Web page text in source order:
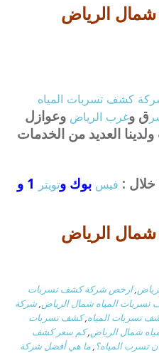
الرياض
كشف تسربات المياه
ق وغرب الرياض وعوازل
ولدينا العديد من الخدمات
: فيس بوك وتويتر
الرياض
,ارخص شركة كشف تسربات
المياه شمال الرياض,شركة
تسربات المياه,كشف تسربات
شمال الرياض,كم سعر كشف
تسرب المياه؟,ما هي أفضل شركة